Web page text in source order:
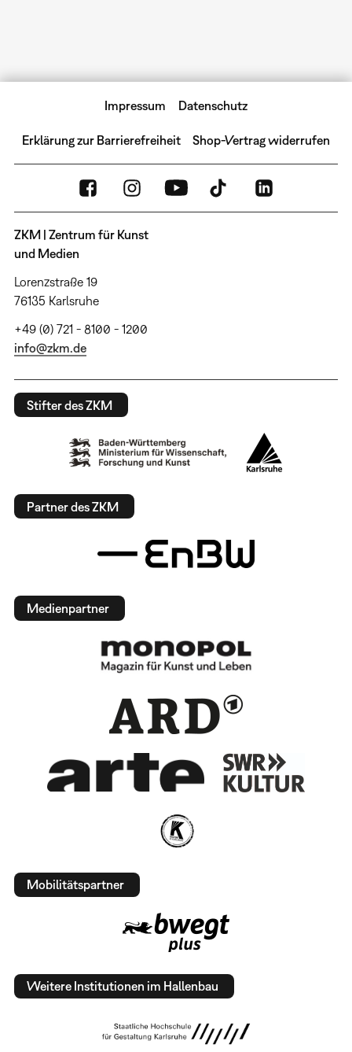
Impressum Datenschutz
Erklärung zur Barrierefreiheit Shop-Vertrag widerrufen
ZKM | Zentrum für Kunst
und Medien
Lorenzstraße 19
76135 Karlsruhe
+49 (0) 721 - 8100 - 1200
info@zkm.de
Stifter des ZKM
Partner des ZKM
Medienpartner
Mobilitätspartner
Weitere Institutionen im Hallenbau